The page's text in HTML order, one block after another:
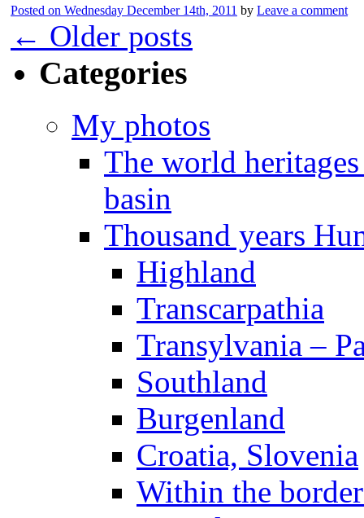
Posted on Wednesday December 14th, 2011 by Leave a comment
← Older posts
Categories
My photos
The world
basin
Thousand years
Highland
Transcarpathia
Transylvania –
Southland
Burgenland
Croatia, Slovenia
Within the